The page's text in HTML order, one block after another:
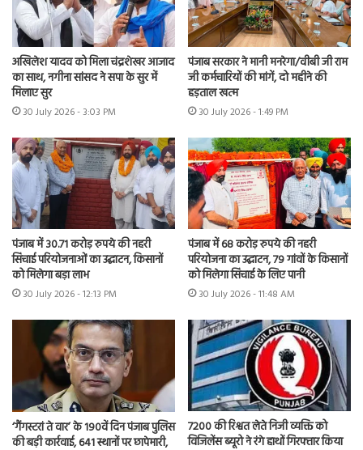
अखिलेश यादव को मिला चंद्रशेखर आजाद
का साथ, नगीना सांसद ने सपा के सुर में
मिलाए सुर
30 July 2026 - 3:03 PM
पंजाब सरकार ने मानी मनरेगा/वीबी जी राम
जी कर्मचारियों की मांगें, दो महीने की
हड़ताल खत्म
30 July 2026 - 1:49 PM
पंजाब में 30.71 करोड़ रुपये की नहरी
सिंचाई परियोजनाओं का उद्घाटन, किसानों
को मिलेगा बड़ा लाभ
30 July 2026 - 12:13 PM
पंजाब में 68 करोड़ रुपये की नहरी
परियोजना का उद्घाटन, 79 गांवों के किसानों
को मिलेगा सिंचाई के लिए पानी
30 July 2026 - 11:48 AM
‘गैंगस्टरां ते वार’ के 190वें दिन पंजाब पुलिस
की बड़ी कार्रवाई, 641 स्थानों पर छापेमारी,
7200 की रिश्वत लेते निजी व्यक्ति को
विजिलेंस ब्यूरो ने रंगे हाथों गिरफ्तार किया